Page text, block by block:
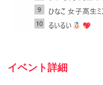
イベント詳細